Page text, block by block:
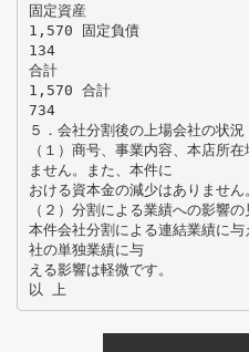
固定資産
1,570 固定負債
134
合計
1,570 合計
734
５．会社分割後の上場会社の状況
（１）商号、事業内容、本店所
ません。また、本件に
おける資本金の減少はありません。
（２）分割による業績への影響の
本件会社分割による連結業績に
社の単独業績に与
える影響は軽微です。